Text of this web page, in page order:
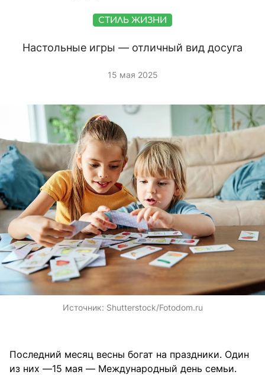
СТИЛЬ ЖИЗНИ
Настольные игры — отличный вид досуга
15 мая 2025
Источник: Shutterstock/Fotodom.ru
Последний месяц весны богат на праздники. Один
из них —15 мая — Международный день семьи.